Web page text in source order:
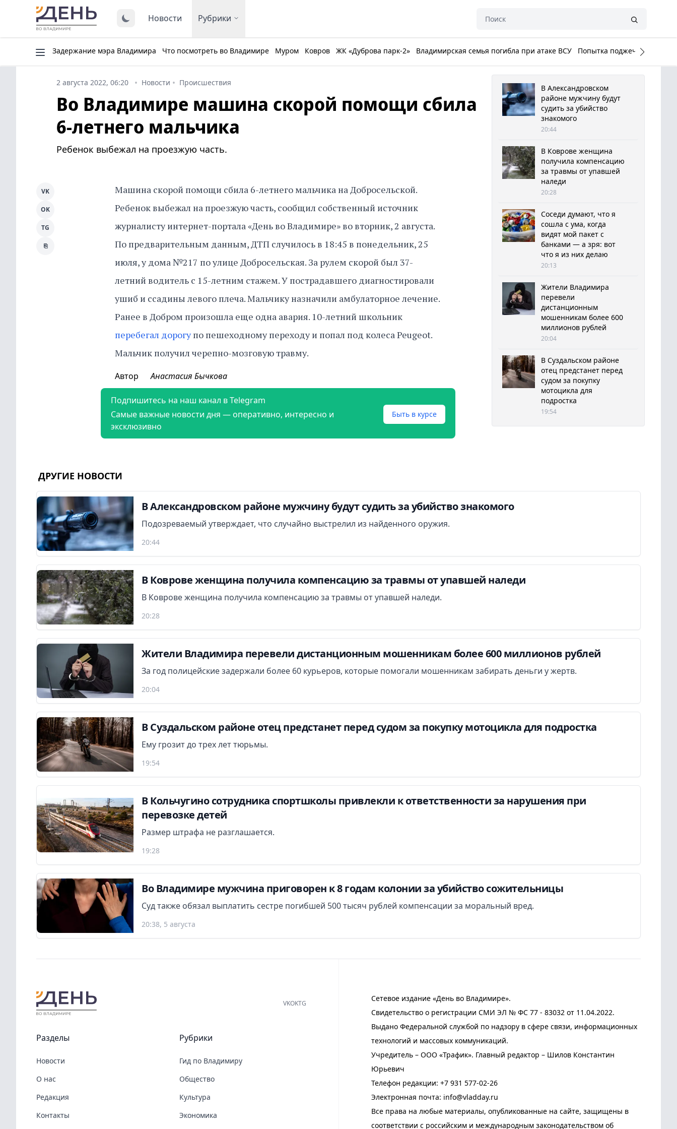
Новости Рубрики
Задержание мэра Владимира Что посмотреть во Владимире Муром Ковров ЖК «Дуброва парк-2» Владимирская семья погибла при атаке ВСУ Попытка поджечь Белый
2 августа 2022, 06:20 Новости Происшествия
Во Владимире машина скорой помощи сбила
6-летнего мальчика
Ребенок выбежал на проезжую часть.
Машина скорой помощи сбила 6-летнего мальчика на Добросельской.
Ребенок выбежал на проезжую часть, сообщил собственный источник
журналисту интернет-портала «День во Владимире» во вторник, 2 августа.
По предварительным данным, ДТП случилось в 18:45 в понедельник, 25
июля, у дома №217 по улице Добросельская. За рулем скорой был 37-
летний водитель с 15-летним стажем. У пострадавшего диагностировали
ушиб и ссадины левого плеча. Мальчику назначили амбулаторное лечение.
Ранее в Добром произошла еще одна авария. 10-летний школьник
перебегал дорогупо пешеходному переходу и попал под колеса Peugeot.
Мальчик получил черепно-мозговую травму.
VK
OK
TG
⎘
Автор Анастасия Бычкова
Подпишитесь на наш канал в Telegram
Самые важные новости дня — оперативно, интересно и
эксклюзивно
Быть в курсе
В Александровском
районе мужчину будут
судить за убийство
знакомого
20:44
В Коврове женщина
получила компенсацию
за травмы от упавшей
наледи
20:28
Соседи думают, что я
сошла с ума, когда
видят мой пакет с
банками — а зря: вот
что я из них делаю
20:13
Жители Владимира
перевели
дистанционным
мошенникам более 600
миллионов рублей
20:04
В Суздальском районе
отец предстанет перед
судом за покупку
мотоцикла для
подростка
19:54
ДРУГИЕ НОВОСТИ
В Александровском районе мужчину будут судить за убийство знакомого
Подозреваемый утверждает, что случайно выстрелил из найденного оружия.
20:44
В Коврове женщина получила компенсацию за травмы от упавшей наледи
В Коврове женщина получила компенсацию за травмы от упавшей наледи.
20:28
Жители Владимира перевели дистанционным мошенникам более 600 миллионов рублей
За год полицейские задержали более 60 курьеров, которые помогали мошенникам забирать деньги у жертв.
20:04
В Суздальском районе отец предстанет перед судом за покупку мотоцикла для подростка
Ему грозит до трех лет тюрьмы.
19:54
В Кольчугино сотрудника спортшколы привлекли к ответственности за нарушения при
перевозке детей
Размер штрафа не разглашается.
19:28
Во Владимире мужчина приговорен к 8 годам колонии за убийство сожительницы
Суд также обязал выплатить сестре погибшей 500 тысяч рублей компенсации за моральный вред.
20:38, 5 августа
Сетевое издание «День во Владимире».
Свидетельство о регистрации СМИ ЭЛ № ФС 77 - 83032 от 11.04.2022.
Выдано Федеральной службой по надзору в сфере связи, информационных
технологий и массовых коммуникаций.
Учредитель – ООО «Трафик». Главный редактор – Шилов Константин
Юрьевич
Телефон редакции: +7 931 577-02-26
Электронная почта: info@vladday.ru
Все права на любые материалы, опубликованные на сайте, защищены в
соответствии с российским и международным законодательством об
VKOKTG
Разделы
Новости
О нас
Редакция
Контакты
Рубрики
Гид по Владимиру
Общество
Культура
Экономика